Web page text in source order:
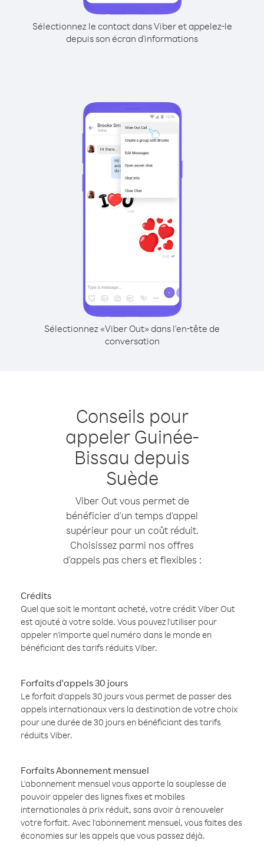
Sélectionnez le contact dans Viber et appelez-le
depuis son écran d'informations
Sélectionnez «Viber Out» dans l'en-tête de
conversation
Conseils pour
appeler Guinée-
Bissau depuis
Suède
Viber Out vous permet de
bénéficier d'un temps d'appel
supérieur pour un coût réduit.
Choisissez parmi nos offres
d'appels pas chers et flexibles :
Crédits
Quel que soit le montant acheté, votre crédit Viber Out
est ajouté à votre solde. Vous pouvez l'utiliser pour
appeler n'importe quel numéro dans le monde en
bénéficiant des tarifs réduits Viber.
Forfaits d'appels 30 jours
Le forfait d'appels 30 jours vous permet de passer des
appels internationaux vers la destination de votre choix
pour une durée de 30 jours en bénéficiant des tarifs
réduits Viber.
Forfaits Abonnement mensuel
L'abonnement mensuel vous apporte la souplesse de
pouvoir appeler des lignes fixes et mobiles
internationales à prix réduit, sans avoir à renouveler
votre forfait. Avec l'abonnement mensuel, vous faites des
économies sur les appels que vous passez déjà.